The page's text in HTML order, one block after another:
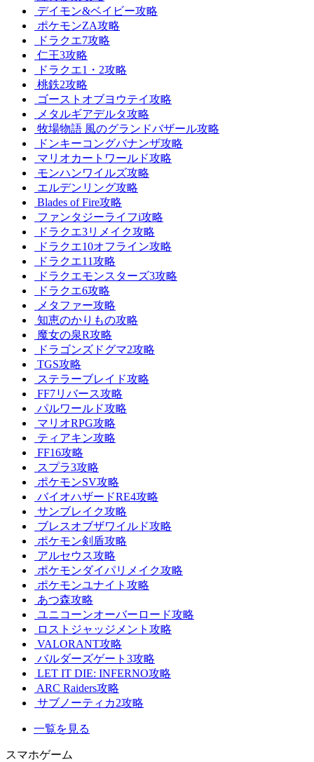
デイモン&ベイビー攻略
ポケモンZA攻略
ドラクエ7攻略
仁王3攻略
ドラクエ1・2攻略
桃鉄2攻略
ゴーストオブヨウテイ攻略
メタルギアデルタ攻略
牧場物語 風のグランドバザール攻略
ドンキーコングバナンザ攻略
マリオカートワールド攻略
モンハンワイルズ攻略
エルデンリング攻略
Blades of Fire攻略
ファンタジーライフi攻略
ドラクエ3リメイク攻略
ドラクエ10オフライン攻略
ドラクエ11攻略
ドラクエモンスターズ3攻略
ドラクエ6攻略
メタファー攻略
知恵のかりもの攻略
魔女の泉R攻略
ドラゴンズドグマ2攻略
TGS攻略
ステラーブレイド攻略
FF7リバース攻略
パルワールド攻略
マリオRPG攻略
ティアキン攻略
FF16攻略
スプラ3攻略
ポケモンSV攻略
バイオハザードRE4攻略
サンブレイク攻略
ブレスオブザワイルド攻略
ポケモン剣盾攻略
アルセウス攻略
ポケモンダイパリメイク攻略
ポケモンユナイト攻略
あつ森攻略
ユニコーンオーバーロード攻略
ロストジャッジメント攻略
VALORANT攻略
バルダーズゲート3攻略
LET IT DIE: INFERNO攻略
ARC Raiders攻略
サブノーティカ2攻略
一覧を見る
スマホゲーム